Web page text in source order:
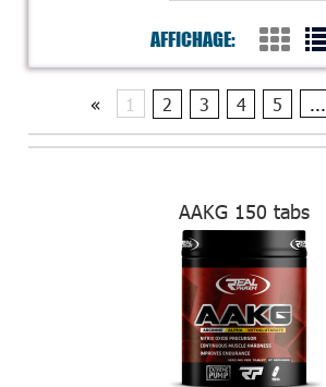
AFFICHAGE:
« 1 2 3 4 5 ...
AAKG 150 tabs